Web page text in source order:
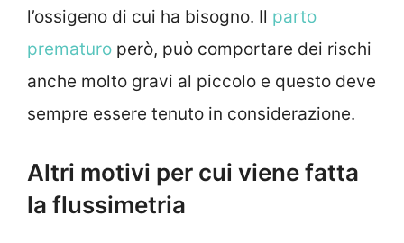
l’ossigeno di cui ha bisogno. Il parto
prematuro però, può comportare dei rischi
anche molto gravi al piccolo e questo deve
sempre essere tenuto in considerazione.
Altri motivi per cui viene fatta
la flussimetria